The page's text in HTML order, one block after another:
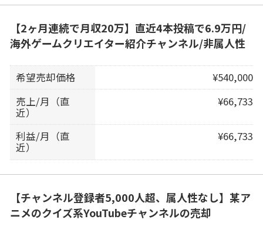
【2ヶ月連続で月収20万】直近4本投稿で6.9万円/
海外ゲームクリエイター紹介チャンネル/非属人性
希望売却価格
¥540,000
売上/月（直
近）
¥66,733
利益/月（直
近）
¥66,733
【チャンネル登録者5,000人超、属人性なし】某ア
ニメのクイズ系YouTubeチャンネルの売却